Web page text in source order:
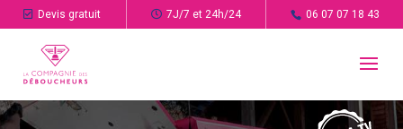
Devis gratuit 7J/7 et 24h/24 06 07 07 18 43